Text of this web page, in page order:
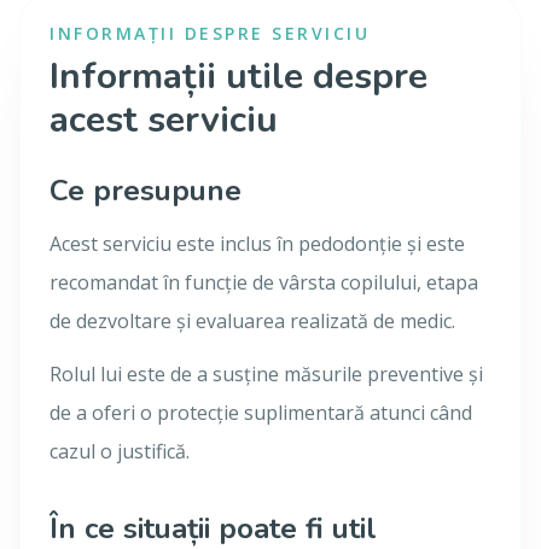
INFORMAȚII DESPRE SERVICIU
Informații utile despre
acest serviciu
Ce presupune
Acest serviciu este inclus în pedodonție și este
recomandat în funcție de vârsta copilului, etapa
de dezvoltare și evaluarea realizată de medic.
Rolul lui este de a susține măsurile preventive și
de a oferi o protecție suplimentară atunci când
cazul o justifică.
În ce situații poate fi util